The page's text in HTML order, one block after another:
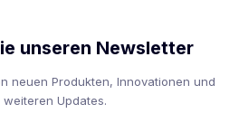
unseren Newsletter
neuen Produkten, Innovationen und
weiteren Updates.